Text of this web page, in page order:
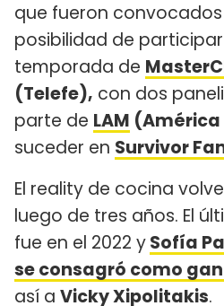
que fueron
posibilidad de
temporada de
(Telefe), con dos
parte de LAM (América
suceder en Survivor
El reality de cocina
luego de tres años. El
fue en el 2022 ySofía
se consagró como
así a Vicky Xipolitakis.